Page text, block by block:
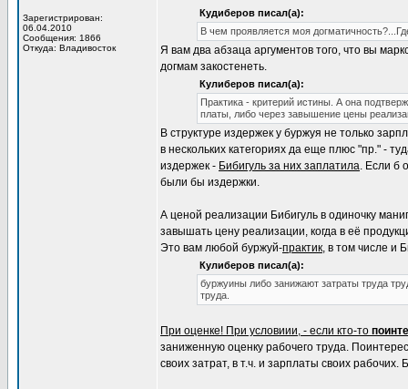
Зарегистрирован:
06.04.2010
Сообщения: 1866
Откуда: Владивосток
Кудиберов писал(а):
В чем проявляется моя
Я вам два абзаца аргументов того, что вы
догмам закостенеть.
Кулиберов писал(а):
Практика - критерий истины. А она
платы, либо через завышение цены
В структуре издержек у буржуя не только
в нескольких категориях да еще плюс "пр." -
издержек - Бибигуль за них заплатила. Если б
были бы издержки.
А ценой реализации Бибигуль в одиночку
завышать цену реализации, когда в её
Это вам любой буржуй-практик, в том числе и
Кулиберов писал(а):
буржуины либо занижают затраты труда
труда.
При оценке! При условиии, - если кто-то
заниженную оценку рабочего труда.
своих затрат, в т.ч. и зарплаты своих